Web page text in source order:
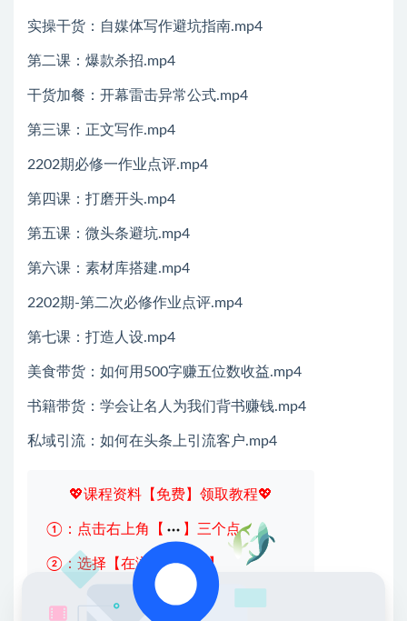
实操干货：自媒体写作避坑指南.mp4
第二课：爆款杀招.mp4
干货加餐：开幕雷击异常公式.mp4
第三课：正文写作.mp4
2202期必修一作业点评.mp4
第四课：打磨开头.mp4
第五课：微头条避坑.mp4
第六课：素材库搭建.mp4
2202期-第二次必修作业点评.mp4
第七课：打造人设.mp4
美食带货：如何用500字赚五位数收益.mp4
书籍带货：学会让名人为我们背书赚钱.mp4
私域引流：如何在头条上引流客户.mp4
💖课程资料【免费】领取教程💖
①：点击右上角【 】三个点
②：选择【在浏览器打开】
③：点击右上方【登录】领取